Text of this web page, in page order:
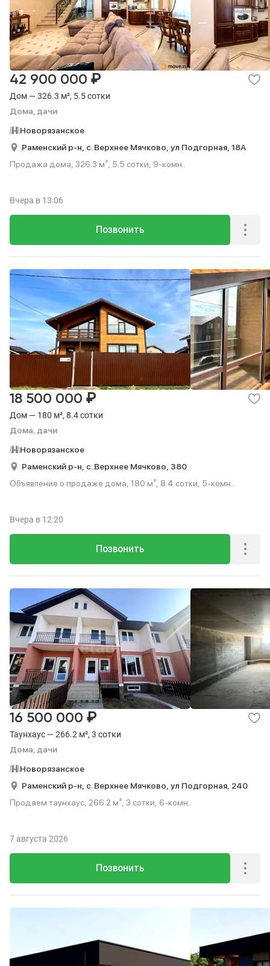
Дом — 326.3 м², 5.5 сотки
Дома, дачи
42 900 000 ₽
Новорязанское
Раменский р-н, с. Верхнее Мячково, ул Подгорная, 18А
Продажа дома, 326.3 м², 5.5 сотки, 9-комн..
Позвонить
Вчера в 13:06
Дом — 180 м², 8.4 сотки
Дома, дачи
18 500 000 ₽
Новорязанское
Раменский р-н, с. Верхнее Мячково, 380
Объявление о продаже дома, 180 м², 8.4 сотки, 5-комн..
Позвонить
Вчера в 12:20
Таунхаус — 266.2 м², 3 сотки
Дома, дачи
16 500 000 ₽
Новорязанское
Раменский р-н, с. Верхнее Мячково, ул Подгорная, 240
Продаем таунхаус, 266.2 м², 3 сотки, 6-комн..
Позвонить
7 августа 2026